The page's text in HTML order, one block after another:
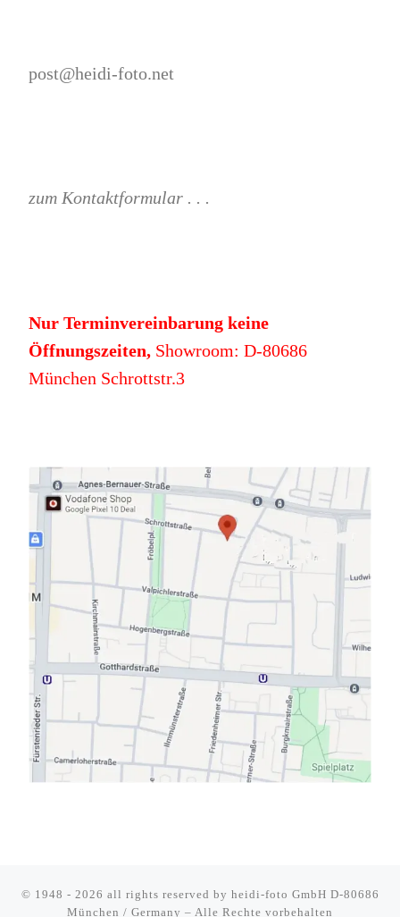
post@heidi-foto.net
zum Kontaktformular . . .
Nur Terminvereinbarung keine
Öffnungszeiten,Showroom: D-80686
München Schrottstr.3
© 1948 - 2026 all rights reserved by heidi-foto GmbH D-80686
München / Germany – Alle Rechte vorbehalten